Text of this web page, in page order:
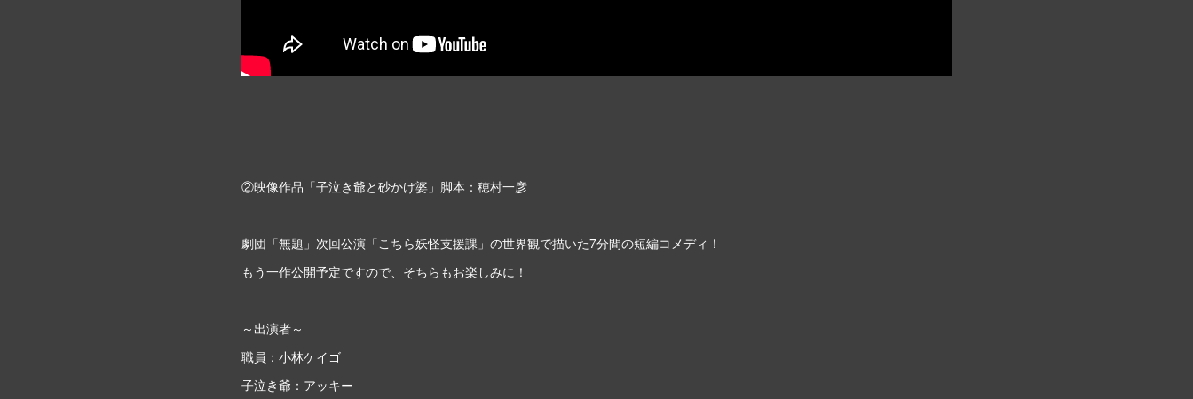
②映像作品「子泣き爺と砂かけ婆」脚本：穂村一彦
劇団「無題」次回公演「こちら妖怪支援課」の世界観で描いた7分間の短編コメディ！
もう一作公開予定ですので、そちらもお楽しみに！
～出演者～
職員：小林ケイゴ
子泣き爺：アッキー